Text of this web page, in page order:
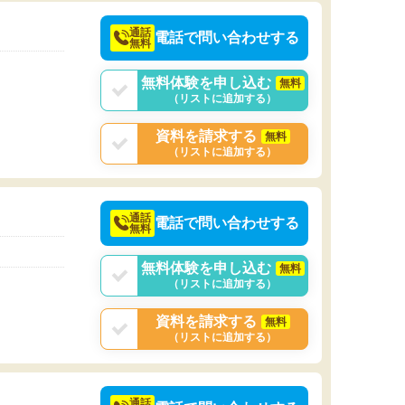
通話
無料 電話で問い合わせする
無料体験を申し込む
無料
（リストに追加する）
資料を請求する
無料
（リストに追加する）
通話
無料 電話で問い合わせする
無料体験を申し込む
無料
（リストに追加する）
資料を請求する
無料
（リストに追加する）